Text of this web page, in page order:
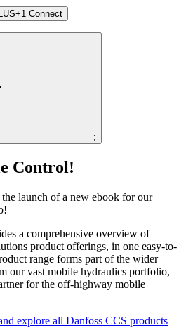
Connect
;
Control!
launch of a new ebook for our
a comprehensive overview of
product offerings, in one easy-to-
range forms part of the wider
our vast mobile hydraulics portfolio,
for the off-highway mobile
explore all Danfoss CCS products